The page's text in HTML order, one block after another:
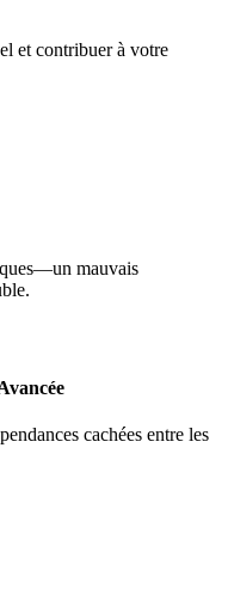
et contribuer à votre
mauvais
cachées entre les